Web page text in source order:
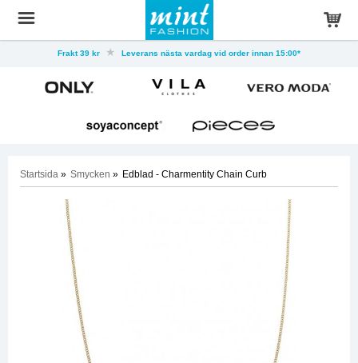
Frakt 39 kr Leverans nästa vardag vid order innan 15:00*
Startsida » Smycken » Edblad - Charmentity Chain Curb